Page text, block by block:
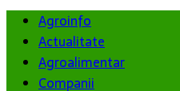
Agroinfo
Actualitate
Agroalimentar
Companii